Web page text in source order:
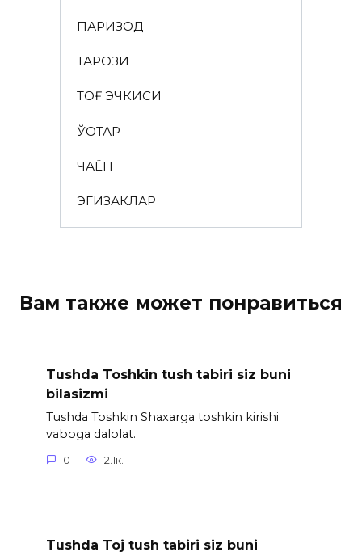
ПАРИЗОД
ТАРОЗИ
ТОҒ ЭЧКИСИ
ЎҚОТАР
ЧАЁН
ЭГИЗАКЛАР
Вам также может понравиться
Tushda Toshkin tush tabiri siz buni
bilasizmi
Tushda Toshkin Shaxarga toshkin kirishi
vaboga dalolat.
0 2.1к.
Tushda Toj tush tabiri siz buni